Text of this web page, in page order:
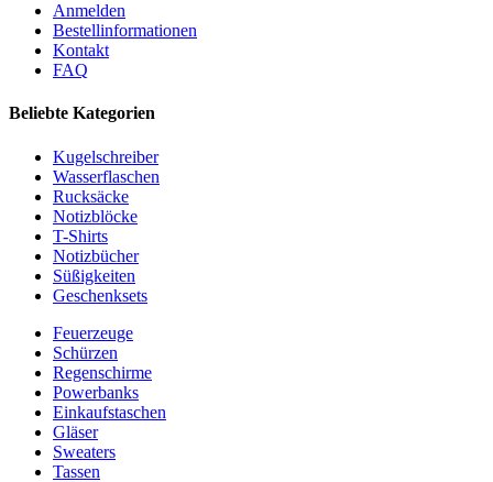
Anmelden
Bestellinformationen
Kontakt
FAQ
Beliebte Kategorien
Kugelschreiber
Wasserflaschen
Rucksäcke
Notizblöcke
T-Shirts
Notizbücher
Süßigkeiten
Geschenksets
Feuerzeuge
Schürzen
Regenschirme
Powerbanks
Einkaufstaschen
Gläser
Sweaters
Tassen